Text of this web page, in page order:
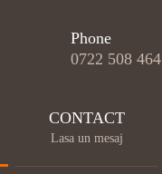
Phone
0722 508 464
CONTACT
Lasa un mesaj